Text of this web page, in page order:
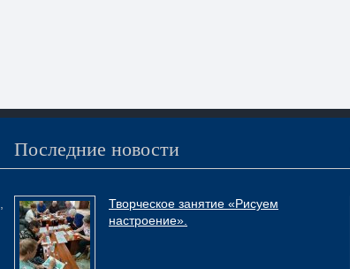
Последние новости
Творческое занятие «Рисуем
настроение».